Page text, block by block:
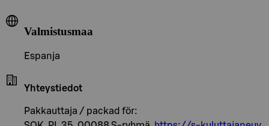
Valmistusmaa
Espanja
Yhteystiedot
Pakkauttaja / packad för: